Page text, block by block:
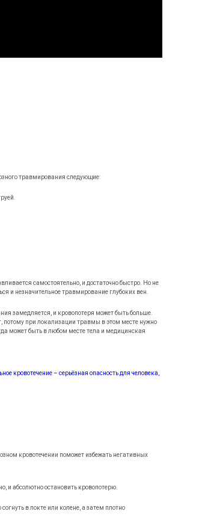
травмирования следующие:
самостоятельно, и достаточно быстро. Но не
и незначительное травмирование глубоких вен.
замедляется, и кровопотеря может быть больше.
потому при локализации травмы в этом месте нужно
может быть в любом месте тела и медицинская
кровотечение – серьёзная опасность для человека,
кровотечении поможет избежать негативных
и абсолютно остановить кровопотерю.
в локте или колене, а затем плотно